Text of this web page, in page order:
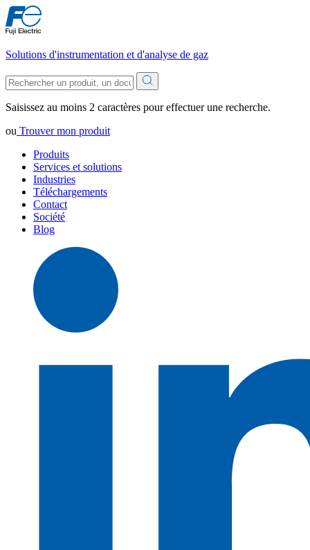
Solutions d'instrumentation et d'analyse de gaz
Saisissez au moins 2 caractères pour effectuer une recherche.
ou Trouver mon produit
Produits
Services et solutions
Industries
Téléchargements
Contact
Société
Blog